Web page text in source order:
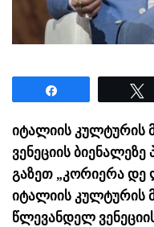
იტალიის კულტურის
ვენეციის
გაზეთ „კორიერა დე
იტალიის კულტურის
წლევანდელ